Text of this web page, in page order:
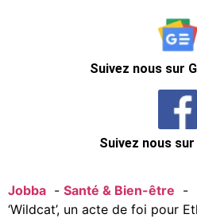
Suivez nous sur
Suivez nous
Jobba
Santé & Bien-être
‘Wildcat’, un acte de foi pour